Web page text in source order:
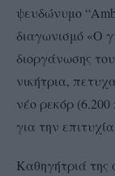
ψευδώνυμο
διαγωνισμό «Ο
διοργάνωσης
νικήτρια,
νέο ρεκόρ
για την
Καθηγήτριά της